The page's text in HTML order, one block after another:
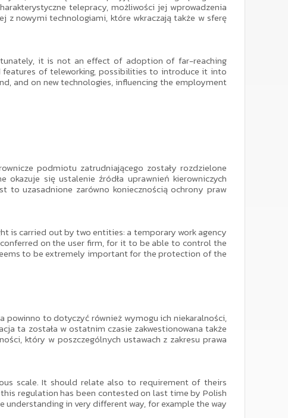
telepracy, możliwości jej wprowadzenia
z nowymi technologiami, które wkraczają także w sferę
it is not an effect of adoption of far-reaching
of teleworking, possibilities to introduce it into
and on new technologies, influencing the employment
podmiotu zatrudniającego zostały rozdzielone
się ustalenie źródła uprawnień kierowniczych
to uzasadnione zarówno koniecznością ochrony praw
is carried out by two entities: a temporary work agency
on the user firm, for it to be able to control the
to be extremely important for the protection of the
powinno to dotyczyć również wymogu ich niekaralności,
ta została w ostatnim czasie zakwestionowana także
który w poszczególnych ustawach z zakresu prawa
scale. It should relate also to requirement of theirs
regulation has been contested on last time by Polish
in very different way, for example the way